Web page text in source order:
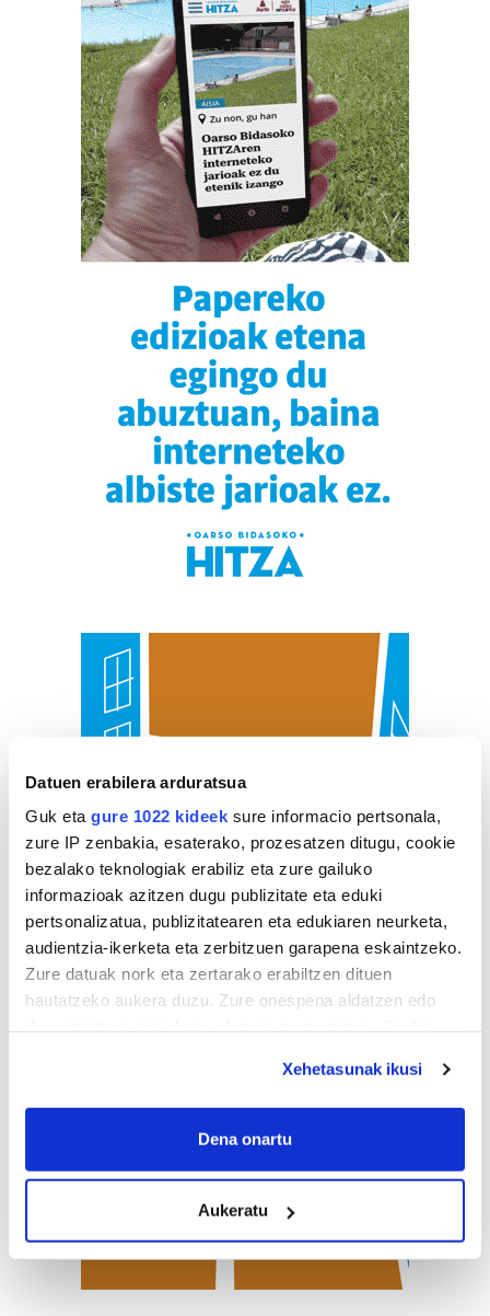
Datuen erabilera arduratsua
Guk eta gure 1022 kideek sure informacio pertsonala,
zure IP zenbakia, esaterako, prozesatzen ditugu, cookie
bezalako teknologiak erabiliz eta zure gailuko
informazioak azitzen dugu publizitate eta eduki
pertsonalizatua, publizitatearen eta edukiaren neurketa,
audientzia-ikerketa eta zerbitzuen garapena eskaintzeko.
Zure datuak nork eta zertarako erabiltzen dituen
hautatzeko aukera duzu. Zure onespena aldatzen edo
If you allow, we would also like to:
Collect information about your geographical
Identify your device by actively scanning it for
specific characteristics (fingerprinting)
Find out more about how your personal data is processed
Xehetasunak ikusi
Dena onartu
Aukeratu